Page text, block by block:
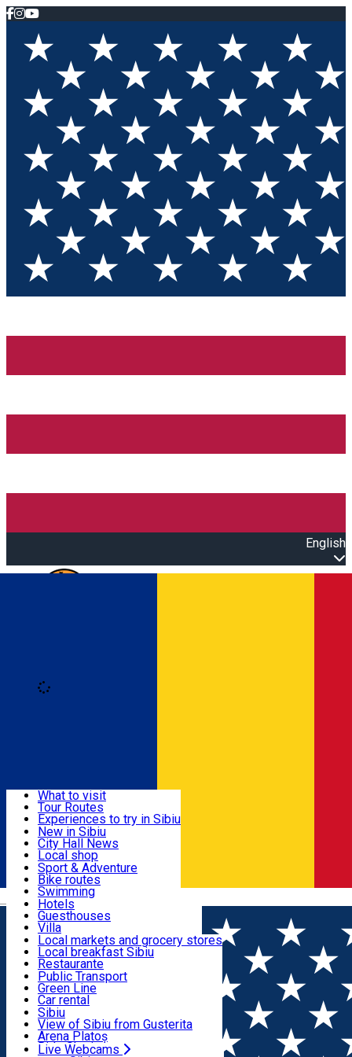
English
Română
Useful info
Activities & Adventure
Accommodation
Food, Drinks & Nightlife
Transport & Parking
Live Webcams
What to visit
Tour Routes
Experiences to try in Sibiu
Podcast
Culture
Museums
Churches
Parks, Zoo
County of Sibiu
New in Sibiu
City Hall News
Local shop
Sibiu artisans
Sibiul Verde
Public services
Education
How do I get to Sibiu
Tourist Info
Tour Guides
Guided tours
Publicații locale
Beauty salons
Sport & Adventure
Bike routes
Swimming
Riding
Indoor activities
Loc de joacă indoor
Loc de joacă outdoor
Ski
Ice skating
Yoga
Hotels
Guesthouses
Villa
Hostels
Motel
Camping
Renting rooms
Rooms for rent
Accommodation outside Sibiu
Local markets and grocery stores
Local breakfast Sibiu
Restaurante
Pizza
Fast Food
Coffee
Sweets
Pub, Bar
Night clubs
Bakeries
Public Transport
Green Line
Car rental
Rent a bike
Scooter rentals
Taxi
Ride Sharing
Sibiu
View of Sibiu from Gusterita
Arena Platoș
Live Webcams